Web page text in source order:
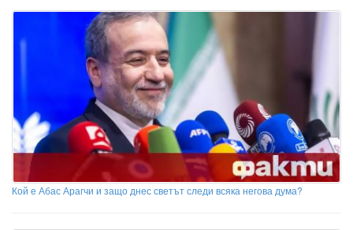
Кой е Абас Арагчи и защо днес светът следи всяка негова дума?